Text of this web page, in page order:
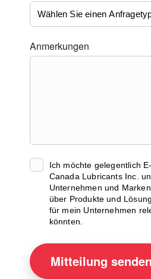
Anmerkungen
Ich möchte gelegentlich
Canada Lubricants Inc.
Unternehmen und
über Produkte und
für mein Unternehmen
könnten.
Mitteilung senden